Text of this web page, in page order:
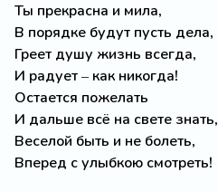
Ты прекрасна и мила,
В порядке будут пусть дела,
Греет душу жизнь всегда,
И радует – как никогда!
Остается пожелать
И дальше всё на свете знать,
Веселой быть и не болеть,
Вперед с улыбкою смотреть!